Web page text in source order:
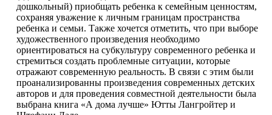
дошкольный) приобщать ребенка к семейным ценностям,
сохраняя уважение к личным границам пространства
ребенка и семьи. Также хочется отметить, что при выборе
художественного произведения необходимо
ориентироваться на субкультуру современного ребенка и
стремиться создать проблемные ситуации, которые
отражают современную реальность. В связи с этим были
проанализированны произведения современных детских
авторов и для проведения совместной деятельности была
выбрана книга «А дома лучше» Ютты Лангройтер и